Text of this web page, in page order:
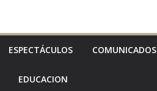
ESPECTÁCULOS COMUNICADOS
EDUCACION